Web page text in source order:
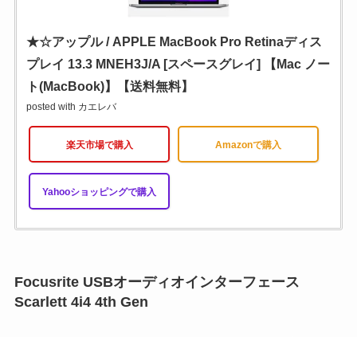
★☆アップル / APPLE MacBook Pro Retinaディス
プレイ 13.3 MNEH3J/A [スペースグレイ] 【Mac ノー
ト(MacBook)】【送料無料】
posted with カエレバ
楽天市場で購入 Amazonで購入
Yahooショッピングで購入
Focusrite USBオーディオインターフェース
Scarlett 4i4 4th Gen